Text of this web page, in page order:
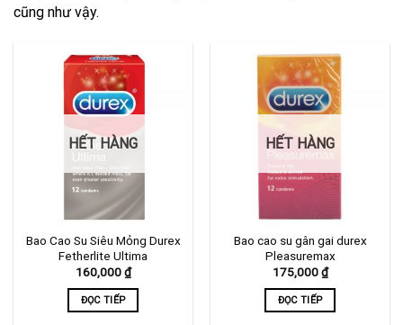
cũng như vậy.
HẾT HÀNG
Bao Cao Su Siêu Mỏng Durex
Fetherlite Ultima
160,000₫
ĐỌC TIẾP
HẾT HÀNG
Bao cao su gân gai durex
Pleasuremax
175,000₫
ĐỌC TIẾP